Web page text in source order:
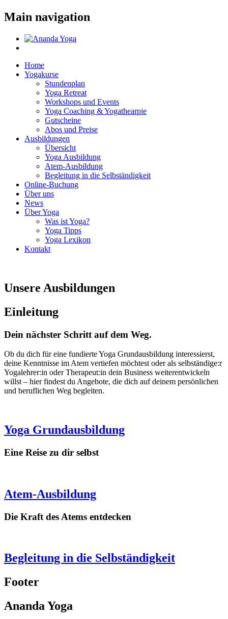
Main navigation
Home
Yogakurse
Stundenplan
Yoga Retreat
Workshops und Events
Yoga Coaching & Yogathearpie
Gutscheine
Abos und Preise
Ausbildungen
Übersicht
Yoga Ausbildung
Atem-Ausbildung
Begleitung in die Selbständigkeit
Online-Buchung
Über uns
News
Über Yoga
Was ist Yoga?
Yoga Tipps
Yoga Lexikon
Kontakt
Unsere Ausbildungen
Einleitung
Dein nächster Schritt auf dem Weg.
Ob du dich für eine fundierte Yoga Grundausbildung interessierst,
deine Kenntnisse im Atem vertiefen möchtest oder als selbständige:r
Yogalehrer:in oder Therapeut:in dein Business weiterentwickeln
willst – hier findest du Angebote, die dich auf deinem persönlichen
und beruflichen Weg begleiten.
Yoga Grundausbildung
Eine Reise zu dir selbst
Atem-Ausbildung
Die Kraft des Atems entdecken
Begleitung in die Selbständigkeit
Footer
Ananda Yoga